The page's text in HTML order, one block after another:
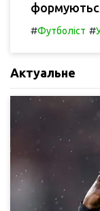
#Футболіст #
Актуальне